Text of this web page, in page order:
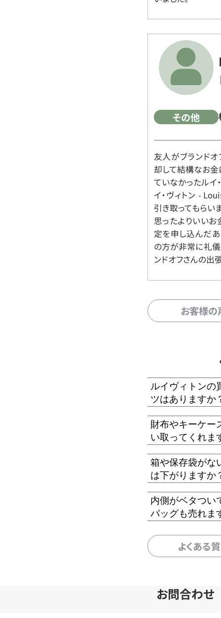
その他
友人がブランド
却して結構なお金
ていなかったルイ
イ・ヴィトン -
引き取ってもらい
思ったよりいいお
定を申し込んだ
の方が非常に礼儀
ンドオフさんの出
お客様
ルイヴィトンの
ツはありますか
財布やキーケー
い取ってくれま
箱や保存袋がな
は下がりますか
内側がベタつい
バッグも売れま
よくある
お問合わせ